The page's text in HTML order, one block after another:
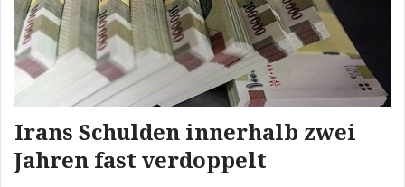
Irans Schulden innerhalb zwei
Jahren fast verdoppelt